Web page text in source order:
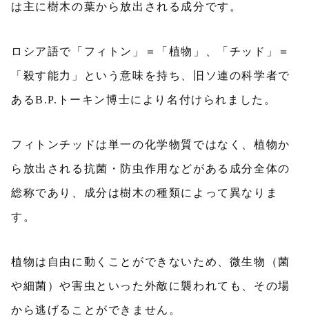
は主に樹木の葉から放出される成分です。
ロシア語で「フィトン」＝「植物」、「チッド」＝
「殺す能力」という意味を持ち、旧ソ連の科学者で
あるB.P.トーキン博士により名付けられました。
フィトンチッドは単一の化学物質ではなく、植物か
ら放出される抗菌・防虫作用などがある成分全体の
総称であり、成分は樹木の種類によって異なりま
す。
植物は自由に動くことができないため、微生物（菌
や細菌）や害虫といった外敵に襲われても、その場
から逃げることができません。